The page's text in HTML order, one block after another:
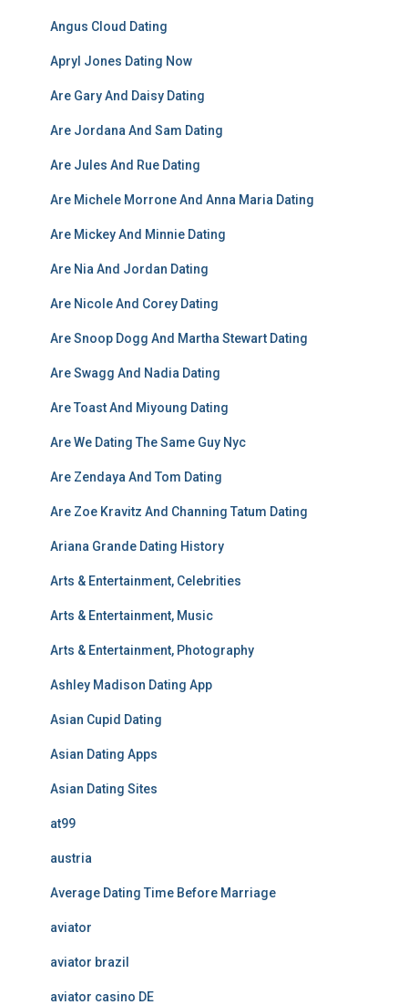
Angus Cloud Dating
Apryl Jones Dating Now
Are Gary And Daisy Dating
Are Jordana And Sam Dating
Are Jules And Rue Dating
Are Michele Morrone And Anna Maria Dating
Are Mickey And Minnie Dating
Are Nia And Jordan Dating
Are Nicole And Corey Dating
Are Snoop Dogg And Martha Stewart Dating
Are Swagg And Nadia Dating
Are Toast And Miyoung Dating
Are We Dating The Same Guy Nyc
Are Zendaya And Tom Dating
Are Zoe Kravitz And Channing Tatum Dating
Ariana Grande Dating History
Arts & Entertainment, Celebrities
Arts & Entertainment, Music
Arts & Entertainment, Photography
Ashley Madison Dating App
Asian Cupid Dating
Asian Dating Apps
Asian Dating Sites
at99
austria
Average Dating Time Before Marriage
aviator
aviator brazil
aviator casino DE